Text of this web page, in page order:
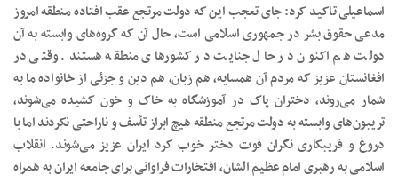
اسماعیلی تاکید کرد: جای تعجب این که دولت مرتجع عقب افتاده منطقه امروز
مدعی حقوق بشر در جمهوری اسلامی است، حال آن که گروه‌های وابسته به آن
دولت هم اکنون در حال جنایت در کشورهای منطقه هستند. وقتی در
افغانستان عزیز که مردم آن همسایه، هم زبان، هم دین و جزئی از خانواده ما به
شمار می‌روند، دختران پاک در آموزشگاه به خاک و خون کشیده می‌شوند،
تریبون‌های وابسته به دولت مرتجع منطقه هیچ ابراز تأسف و ناراحتی نکردند اما با
دروغ و فریبکاری نگران فوت دختر خوب کرد ایران عزیز می‌شوند. انقلاب
اسلامی به رهبری امام عظیم الشان، افتخارات فراوانی برای جامعه ایران به همراه